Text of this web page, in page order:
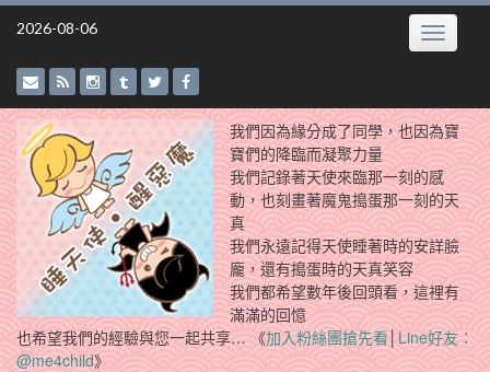
Skip
2026-08-06 Toggle
我們因為緣分成了同學，也因為寶
寶們的降臨而凝聚力量
我們記錄著天使來臨那一刻的感
動，也刻畫著魔鬼搗蛋那一刻的天
真
我們永遠記得天使睡著時的安詳臉
龐，還有搗蛋時的天真笑容
我們都希望數年後回頭看，這裡有
滿滿的回憶
也希望我們的經驗與您一起共享… 《加入粉絲團搶先看│Line好友：
@me4child》